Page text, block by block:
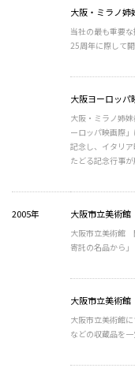
大阪・ミラノ姉
当社の最も重要
25周年に際して
大阪ヨーロッパ
大阪・ミラノ姉
ーロッパ映画際
記念し、イタリ
たどる記念行事が
2005年 大阪市立美術
大阪市立美術館
寄託の名品から」
大阪市立美術
大阪市立美術館
などの収蔵品を